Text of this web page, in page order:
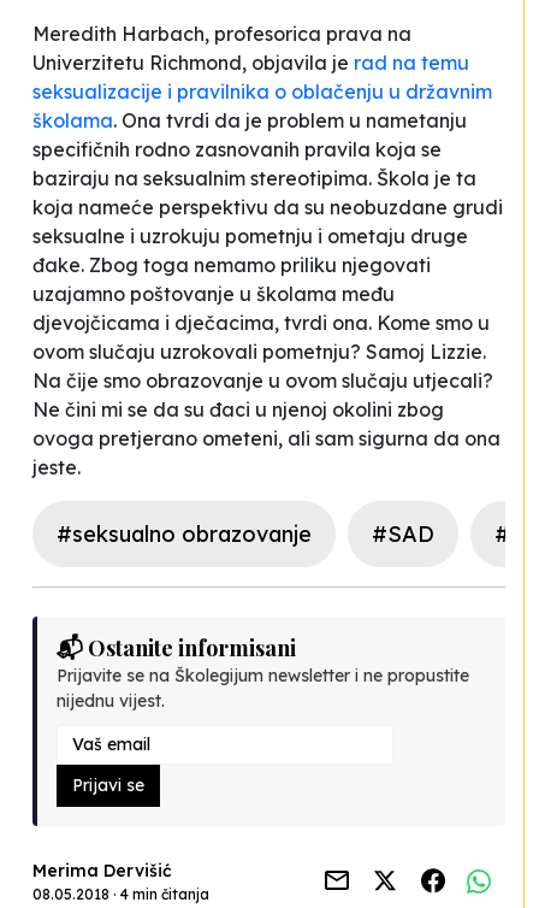
Meredith Harbach, profesorica prava na
Univerzitetu Richmond, objavila je rad na temu
seksualizacije i pravilnika o oblačenju u državnim
školama. Ona tvrdi da je problem u nametanju
specifičnih rodno zasnovanih pravila koja se
baziraju na seksualnim stereotipima. Škola je ta
koja nameće perspektivu da su neobuzdane grudi
seksualne i uzrokuju pometnju i ometaju druge
đake. Zbog toga nemamo priliku njegovati
uzajamno poštovanje u školama među
djevojčicama i dječacima, tvrdi ona. Kome smo u
ovom slučaju uzrokovali pometnju? Samoj Lizzie.
Na čije smo obrazovanje u ovom slučaju utjecali?
Ne čini mi se da su đaci u njenoj okolini zbog
ovoga pretjerano ometeni, ali sam sigurna da ona
jeste.
#seksualno obrazovanje #SAD
📬 Ostanite informisani
Prijavite se na Školegijum newsletter i ne propustite
nijednu vijest.
Prijavi se
Merima Dervišić
08.05.2018 · 4 min čitanja